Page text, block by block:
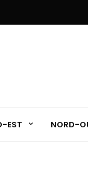
EST NORD-